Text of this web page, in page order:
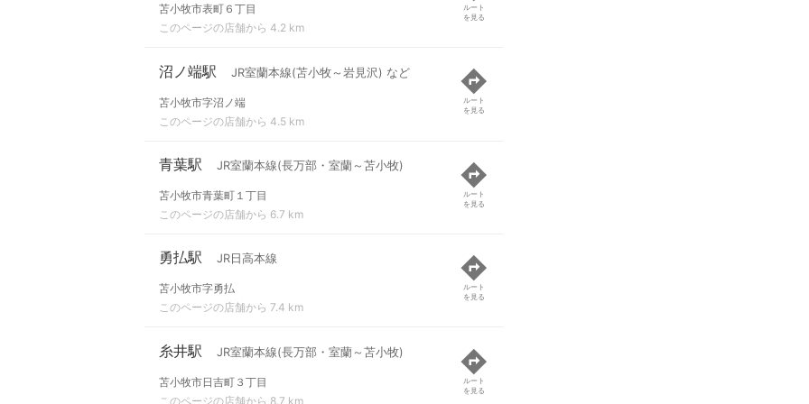
苫小牧市表町６丁目
このページの店舗から 4.2 km
ルート
を見る
沼ノ端駅 JR室蘭本線(苫小牧～岩見沢) など
苫小牧市字沼ノ端
このページの店舗から 4.5 km
ルート
を見る
青葉駅 JR室蘭本線(長万部・室蘭～苫小牧)
苫小牧市青葉町１丁目
このページの店舗から 6.7 km
ルート
を見る
勇払駅 JR日高本線
苫小牧市字勇払
このページの店舗から 7.4 km
ルート
を見る
糸井駅 JR室蘭本線(長万部・室蘭～苫小牧)
苫小牧市日吉町３丁目
このページの店舗から 8.7 km
ルート
を見る